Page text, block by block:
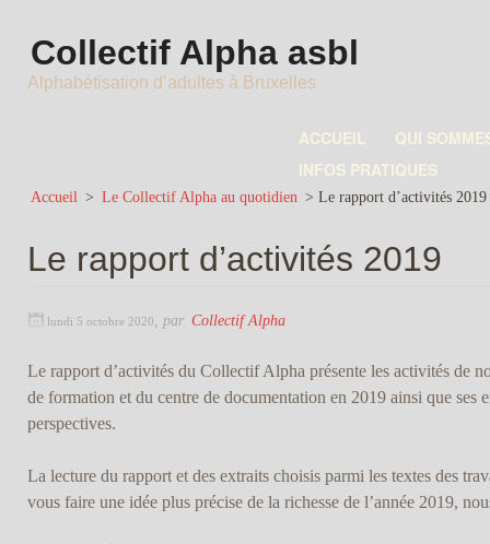
Collectif Alpha asbl
Alphabétisation d’adultes à Bruxelles
ACCUEIL
QUI
INFOS PRATIQUES
Accueil > Le Collectif Alpha au quotidien > Le rapport d’activités 2019
Le rapport d’activités 2019
lundi 5 octobre 2020 par Collectif Alpha
Le rapport d’activités du Collectif Alpha présente les activités de
de formation et du centre de documentation en 2019 ainsi que ses
perspectives.
La lecture du rapport et des extraits choisis parmi les textes des
vous faire une idée plus précise de la richesse de l’année 2019,